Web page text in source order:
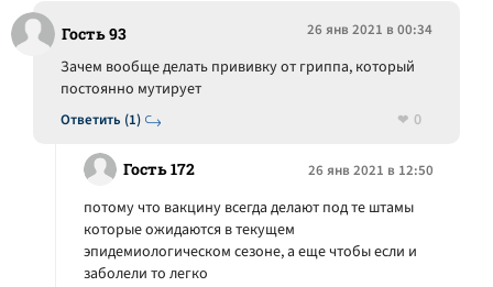
Гость 93 26 янв 2021 в 00:34
Ответить (1)
Зачем вообще делать прививку от гриппа, который
постоянно мутирует
0
Гость 172 26 янв 2021 в 12:50
потому что вакцину всегда делают под те штамы
которые ожидаются в текущем
эпидемиологическом сезоне, а еще чтобы если и
заболели то легко